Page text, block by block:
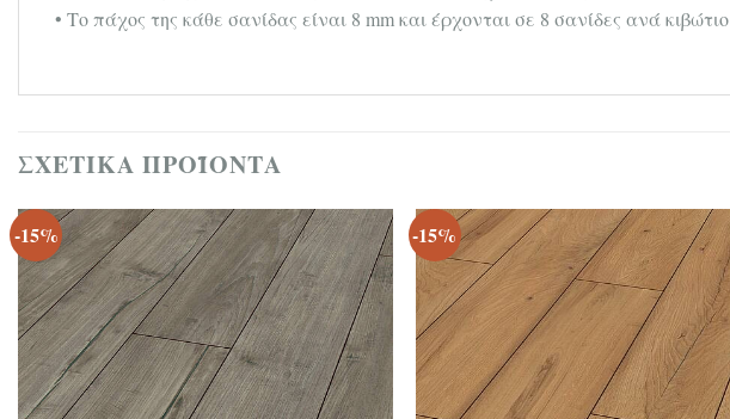
• Το πάχος της κάθε σανίδας είναι 8 mm και έρχονται σε 8 σανίδες ανά κιβώτιο
ΣΧΕΤΙΚΆ ΠΡΟΪΌΝΤΑ
-15% -15%